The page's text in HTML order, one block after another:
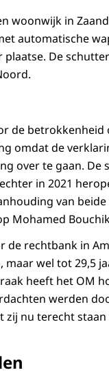
woonwijk in
automatische
De
de
omdat de
over te gaan. De
in 2021
van
Mohamed
de rechtbank in
wel tot 29,5
heeft het OM
werden
zij nu terecht